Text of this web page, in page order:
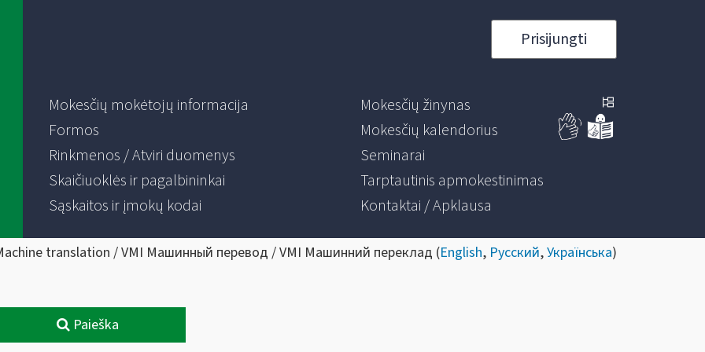
Prisijungti
Mokesčių mokėtojų informacija
Formos
Rinkmenos / Atviri duomenys
Skaičiuoklės ir pagalbininkai
Sąskaitos ir įmokų kodai
Mokesčių žinynas
Mokesčių kalendorius
Seminarai
Tarptautinis apmokestinimas
Kontaktai / Apklausa
translation / VMI Машинный перевод / VMI Машинний переклад (English, Русский,Українська)
Paieška